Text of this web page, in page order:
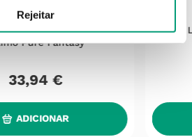
Rejeitar
DUREX
Orgasmic Estimul
Pure Fantasy
33,94 €
ADICIONAR